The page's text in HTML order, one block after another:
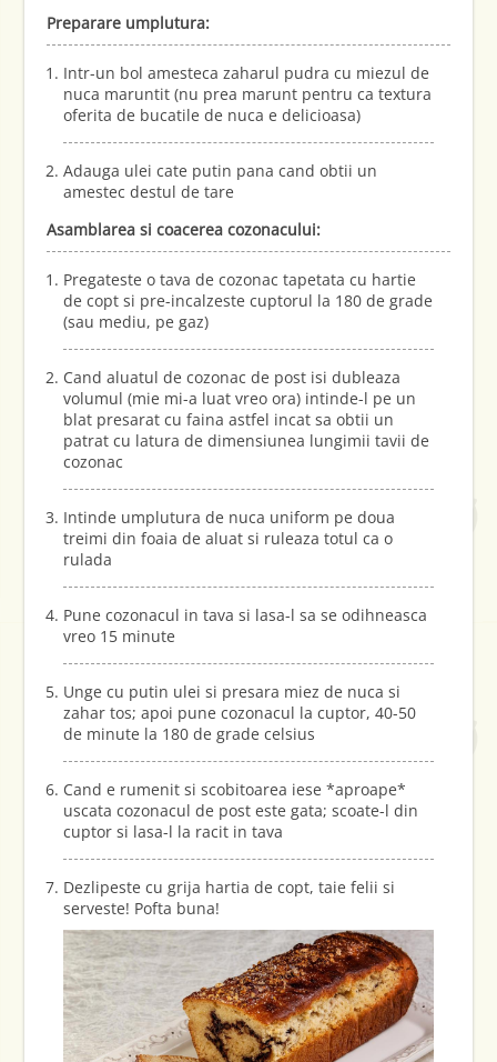
Preparare umplutura:
Intr-un bol amesteca zaharul pudra cu miezul de
nuca maruntit (nu prea marunt pentru ca textura
oferita de bucatile de nuca e delicioasa)
Adauga ulei cate putin pana cand obtii un
amestec destul de tare
Asamblarea si coacerea cozonacului:
Pregateste o tava de cozonac tapetata cu hartie
de copt si pre-incalzeste cuptorul la 180 de grade
(sau mediu, pe gaz)
Cand aluatul de cozonac de post isi dubleaza
volumul (mie mi-a luat vreo ora) intinde-l pe un
blat presarat cu faina astfel incat sa obtii un
patrat cu latura de dimensiunea lungimii tavii de
cozonac
Intinde umplutura de nuca uniform pe doua
treimi din foaia de aluat si ruleaza totul ca o
rulada
Pune cozonacul in tava si lasa-l sa se odihneasca
vreo 15 minute
Unge cu putin ulei si presara miez de nuca si
zahar tos; apoi pune cozonacul la cuptor, 40-50
de minute la 180 de grade celsius
Cand e rumenit si scobitoarea iese *aproape*
uscata cozonacul de post este gata; scoate-l din
cuptor si lasa-l la racit in tava
Dezlipeste cu grija hartia de copt, taie felii si
serveste! Pofta buna!